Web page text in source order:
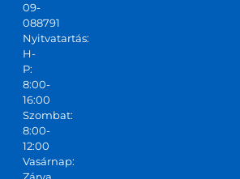
09-
088791
Nyitvatartás:
H-
P:
8:00-
16:00
Szombat:
8:00-
12:00
Vasárnap: